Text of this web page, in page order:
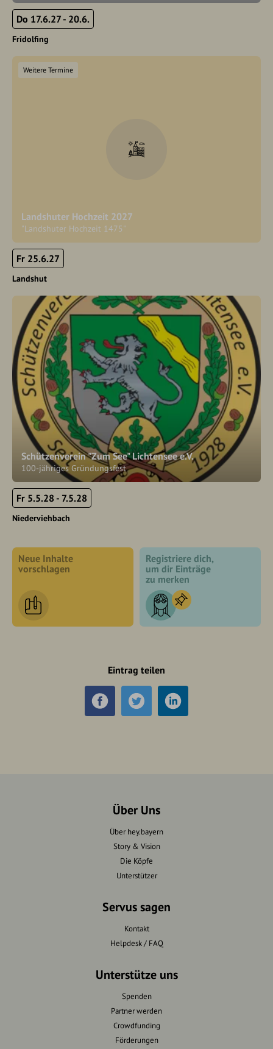
Do 17.6.27 - 20.6.
Fridolfing
Landshuter Hochzeit 2027
"Landshuter Hochzeit 1475"
Weitere Termine
Fr 25.6.27
Landshut
Schützenverein "Zum See" Lichtensee e.V.
100-jähriges Gründungsfest
Fr 5.5.28 - 7.5.28
Niederviehbach
Neue Inhalte
vorschlagen
Registriere dich,
um dir Einträge
zu merken
Eintrag teilen
Über Uns
Über hey.bayern
Story & Vision
Die Köpfe
Unterstützer
Servus sagen
Kontakt
Helpdesk / FAQ
Unterstütze uns
Spenden
Partner werden
Crowdfunding
Förderungen